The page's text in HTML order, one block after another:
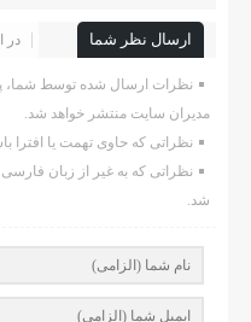
ارسال نظر شما در
نظرات ارسال شده توسط شما،
مدیران سایت منتشر خواهد شد.
نظراتی که حاوی تهمت یا افترا
نظراتی که به غیر از زبان
شد.